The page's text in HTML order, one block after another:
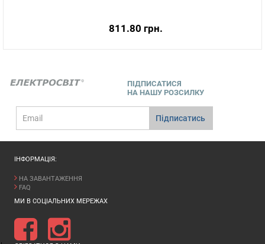
811.80 грн.
ПІДПИСАТИСЯ
НА НАШУ РОЗСИЛКУ
mail
Підписатись
ІНФОРМАЦІЯ:
НА ЗАВАНТАЖЕННЯ
FAQ
МИ В СОЦІАЛЬНИХ МЕРЕЖАХ